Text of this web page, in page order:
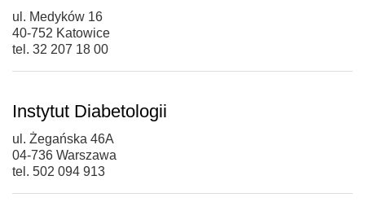
ul. Medyków 16
40-752 Katowice
tel. 32 207 18 00
Instytut Diabetologii
ul. Żegańska 46A
04-736 Warszawa
tel. 502 094 913